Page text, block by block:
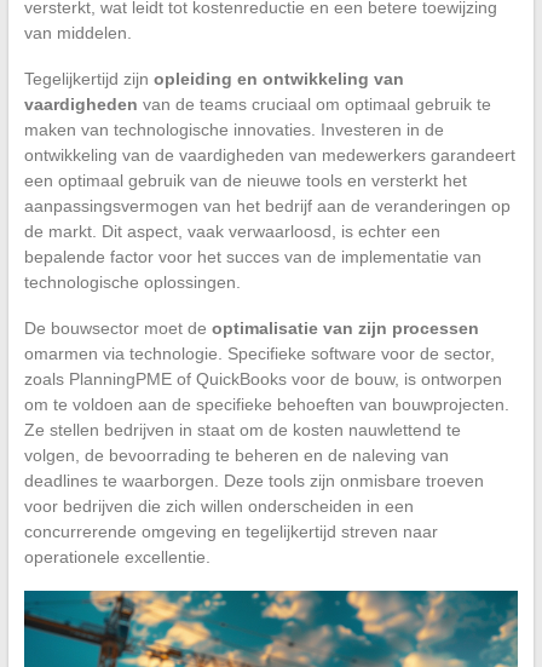
versterkt, wat leidt tot kostenreductie en een betere toewijzing
van middelen.
Tegelijkertijd zijn opleiding en ontwikkeling van
vaardigheden van de teams cruciaal om optimaal gebruik te
maken van technologische innovaties. Investeren in de
ontwikkeling van de vaardigheden van medewerkers garandeert
een optimaal gebruik van de nieuwe tools en versterkt het
aanpassingsvermogen van het bedrijf aan de veranderingen op
de markt. Dit aspect, vaak verwaarloosd, is echter een
bepalende factor voor het succes van de implementatie van
technologische oplossingen.
De bouwsector moet de optimalisatie van zijn processen
omarmen via technologie. Specifieke software voor de sector,
zoals PlanningPME of QuickBooks voor de bouw, is ontworpen
om te voldoen aan de specifieke behoeften van bouwprojecten.
Ze stellen bedrijven in staat om de kosten nauwlettend te
volgen, de bevoorrading te beheren en de naleving van
deadlines te waarborgen. Deze tools zijn onmisbare troeven
voor bedrijven die zich willen onderscheiden in een
concurrerende omgeving en tegelijkertijd streven naar
operationele excellentie.